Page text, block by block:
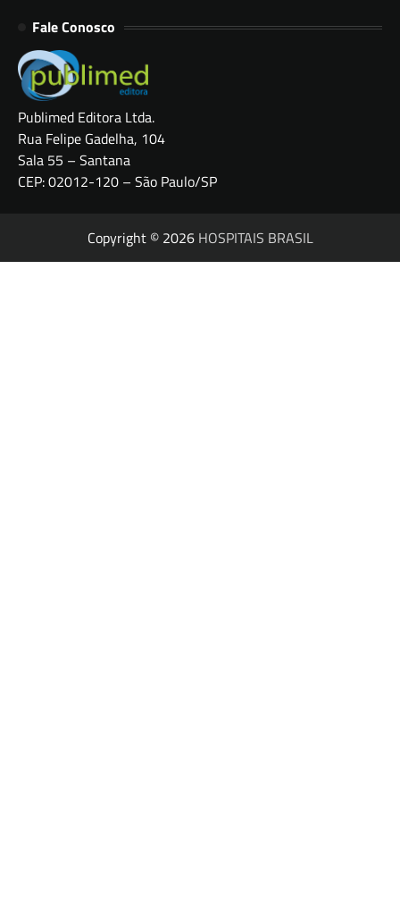
Fale Conosco
Publimed Editora Ltda.
Rua Felipe Gadelha, 104
Sala 55 – Santana
CEP: 02012-120 – São Paulo/SP
Copyright © 2026 HOSPITAIS BRASIL